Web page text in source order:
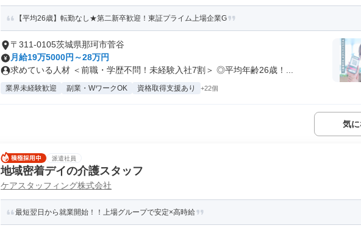
【平均26歳】転勤なし★第二新卒歓迎！東証プライム上場企業G
〒311-0105茨城県那珂市菅谷
月給19万5000円～28万円
求めている人材 ＜前職・学歴不問！未経験入社7割＞ ◎平均年齢26歳！...
業界未経験歓迎 副業・WワークOK 資格取得支援あり +22個
気
派遣社員
地域密着デイの介護スタッフ
ケアスタッフィング株式会社
最短翌日から就業開始！！上場グループで安定×高時給